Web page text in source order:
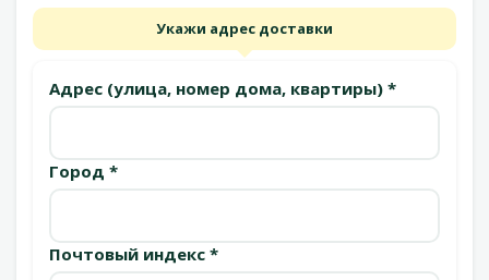
Укажи адрес доставки
Адрес (улица, номер дома, квартиры) *
Город *
Почтовый индекс *